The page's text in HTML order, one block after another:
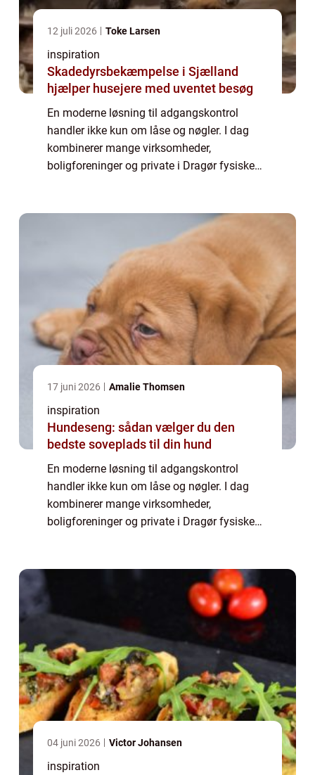
12 juli 2026 Toke Larsen
inspiration
Skadedyrsbekæmpelse i Sjælland
hjælper husejere med uventet besøg
En moderne løsning til adgangskontrol
handler ikke kun om låse og nøgler. I dag
kombinerer mange virksomheder,
boligforeninger og private i Dragør fysiske
17 juni 2026 Amalie Thomsen
inspiration
Hundeseng: sådan vælger du den
bedste soveplads til din hund
En moderne løsning til adgangskontrol
handler ikke kun om låse og nøgler. I dag
kombinerer mange virksomheder,
boligforeninger og private i Dragør fysiske
04 juni 2026 Victor Johansen
inspiration